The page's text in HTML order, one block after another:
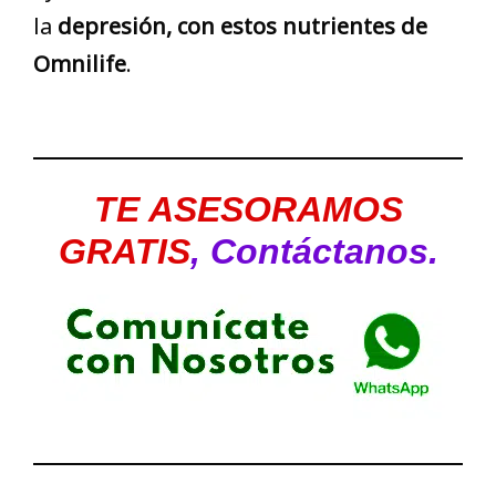
la depresión, con estos nutrientes de
Omnilife.
TE ASESORAMOS
GRATIS, Contáctanos.